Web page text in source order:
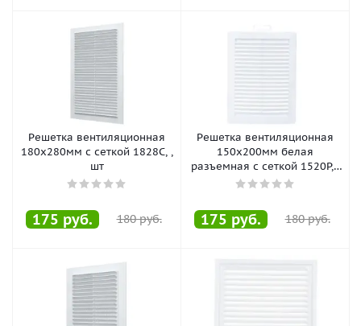
Решетка вентиляционная
180х280мм с сеткой 1828С, ,
шт
175 руб. 180руб.
Решетка вентиляционная
150х200мм белая
разъемная с сеткой 1520Р, ,
шт
175 руб. 180руб.